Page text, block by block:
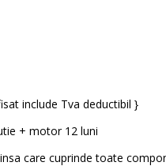
include Tva deductibil }
+ motor 12 luni
care cuprinde toate